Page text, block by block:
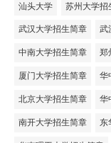
汕头大学 苏州大学招
武汉大学招生简章 武
中南大学招生简章 郑
厦门大学招生简章 华
北京大学招生简章 华
南开大学招生简章 东